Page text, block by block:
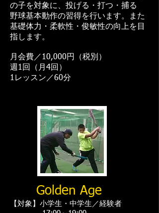
の子を対象に、投げる・打つ・捕る
野球基本動作の習得を行います。また
基礎体力・柔軟性・俊敏性の向上を目
指します。
月会費／10,000円（税別）
週1回（月4回）
1レッスン／60分
Golden Age
【対象】小学生・中学生／経験者